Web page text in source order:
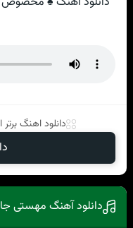
دانلود اهنگ برتر
دانلود آهنگ مهستی